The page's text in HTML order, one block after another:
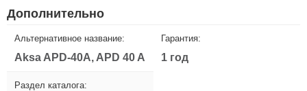
Дополнительно
Альтернативное название:
Aksa APD-40A, APD 40 A
Гарантия:
1 год
Раздел каталога: